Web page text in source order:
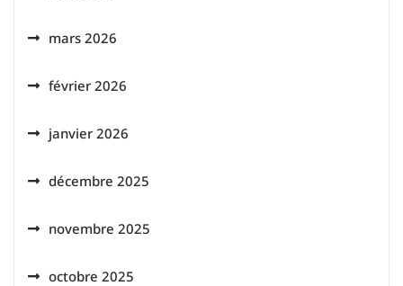
mars 2026
février 2026
janvier 2026
décembre 2025
novembre 2025
octobre 2025